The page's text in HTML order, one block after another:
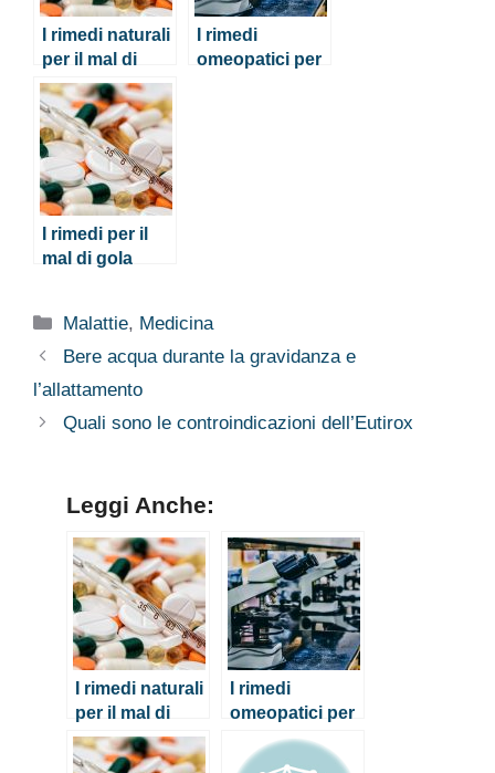
I rimedi naturali
per il mal di
gola
I rimedi
omeopatici per
I rimedi per il
mal di gola
Categorie
Malattie, Medicina
Bere acqua durante la gravidanza e
l’allattamento
Quali sono le controindicazioni dell’Eutirox
Leggi Anche:
I rimedi naturali
per il mal di
gola
I rimedi
omeopatici per
il mal di gola e
altri rimedi